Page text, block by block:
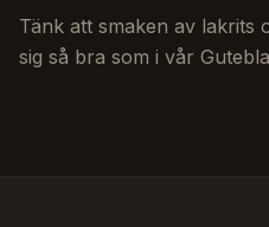
Tänk att smaken av lakrits
sig så bra som i vår